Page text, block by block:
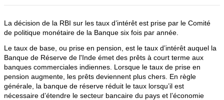
La décision de la RBI sur les taux d’intérêt est prise par le Comité
de politique monétaire de la Banque six fois par année.
Le taux de base, ou prise en pension, est le taux d’intérêt auquel la
Banque de Réserve de l'Inde émet des prêts à court terme aux
banques commerciales indiennes. Lorsque le taux de prise en
pension augmente, les prêts deviennent plus chers. En règle
générale, la banque de réserve réduit le taux lorsqu’il est
nécessaire d’étendre le secteur bancaire du pays et l’économie